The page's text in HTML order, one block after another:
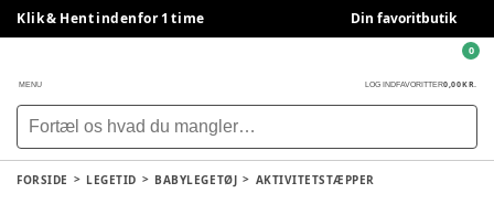
Klik & Hent indenfor 1 time Din favoritbutik
MENU LOG INDFAVORITTER0,00 KR.
0
FORSIDE LEGETID BABYLEGETØJ AKTIVITETSTÆPPER